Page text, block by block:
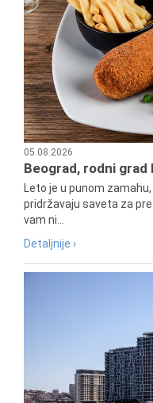
05.08.2026
Beograd, rodni
Leto je u punom
pridržavaju saveta za
vam ni...
Detaljnije ›